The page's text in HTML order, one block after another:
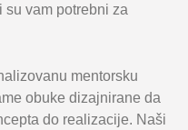
su vam potrebni za
mentorsku
obuke dizajnirane da
do realizacije. Naši